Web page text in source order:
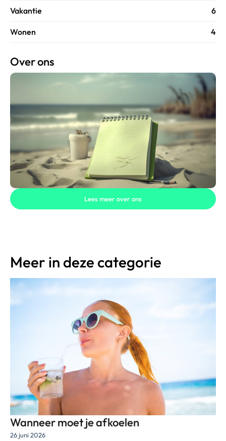
Vakantie 6
Wonen 4
Over ons
Lees meer over ons
Meer in deze categorie
Wanneer moet je afkoelen
26 juni 2026